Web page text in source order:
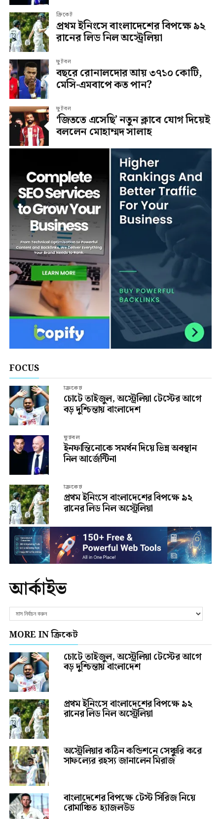
ক্রিকেট
প্রথম ইনিংসে বাংলাদেশের বিপক্ষে ৯২
রানের লিড নিল অস্ট্রেলিয়া
ফুটবল
বছরে রোনালদোর আয় ৩৭১০ কোটি,
মেসি-এমবাপে কত পান?
ফুটবল
‘জিততে এসেছি’ নতুন ক্লাবে যোগ দিয়েই
বললেন মোহাম্মদ সালাহ
FOCUS
ক্রিকেট
চোটে তাইজুল, অস্ট্রেলিয়া টেস্টের আগে
বড় দুশ্চিন্তায় বাংলাদেশ
ফুটবল
ইনফান্তিনোকে সমর্থন দিয়ে ভিন্ন অবস্থান
নিল আর্জেন্টিনা
ক্রিকেট
প্রথম ইনিংসে বাংলাদেশের বিপক্ষে ৯২
রানের লিড নিল অস্ট্রেলিয়া
আর্কাইভ
MORE IN ক্রিকেট
চোটে তাইজুল, অস্ট্রেলিয়া টেস্টের আগে
বড় দুশ্চিন্তায় বাংলাদেশ
প্রথম ইনিংসে বাংলাদেশের বিপক্ষে ৯২
রানের লিড নিল অস্ট্রেলিয়া
অস্ট্রেলিয়ার কঠিন কন্ডিশনে সেঞ্চুরি করে
সাফল্যের রহস্য জানালেন মিরাজ
বাংলাদেশের বিপক্ষে টেস্ট সিরিজ নিয়ে
রোমাঞ্চিত হ্যাজলউড